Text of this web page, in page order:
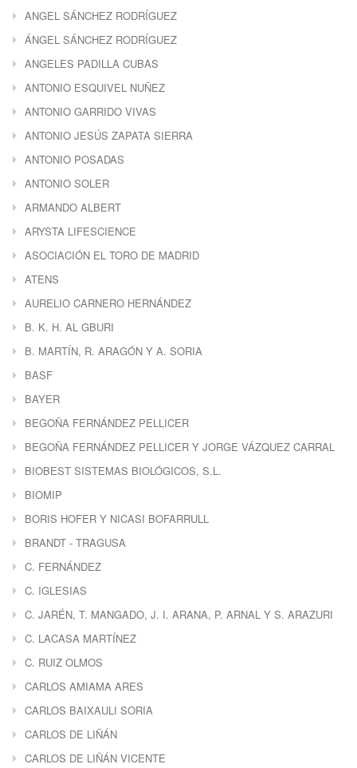
ANGEL SÁNCHEZ RODRÍGUEZ
ÁNGEL SÁNCHEZ RODRÍGUEZ
ANGELES PADILLA CUBAS
ANTONIO ESQUIVEL NUÑEZ
ANTONIO GARRIDO VIVAS
ANTONIO JESÚS ZAPATA SIERRA
ANTONIO POSADAS
ANTONIO SOLER
ARMANDO ALBERT
ARYSTA LIFESCIENCE
ASOCIACIÓN EL TORO DE MADRID
ATENS
AURELIO CARNERO HERNÁNDEZ
B. K. H. AL GBURI
B. MARTÍN, R. ARAGÓN Y A. SORIA
BASF
BAYER
BEGOÑA FERNÁNDEZ PELLICER
BEGOÑA FERNÁNDEZ PELLICER Y JORGE VÁZQUEZ CARRAL
BIOBEST SISTEMAS BIOLÓGICOS, S.L.
BIOMIP
BORIS HOFER Y NICASI BOFARRULL
BRANDT - TRAGUSA
C. FERNÁNDEZ
C. IGLESIAS
C. JARÉN, T. MANGADO, J. I. ARANA, P. ARNAL Y S. ARAZURI
C. LACASA MARTÍNEZ
C. RUIZ OLMOS
CARLOS AMIAMA ARES
CARLOS BAIXAULI SORIA
CARLOS DE LIÑÁN
CARLOS DE LIÑÁN VICENTE